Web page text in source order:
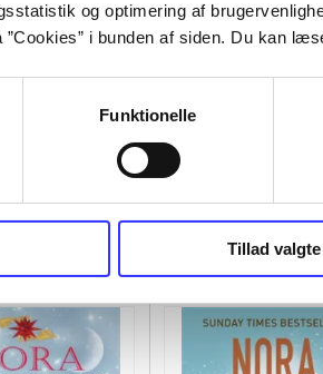
og optimering af
i bunden af siden. Du kan
Funktionelle
Tillad valgte